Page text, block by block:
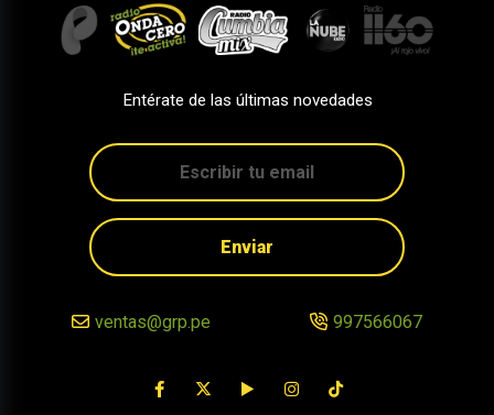
Entérate de las últimas novedades
Enviar
ventas@grp.pe 997566067